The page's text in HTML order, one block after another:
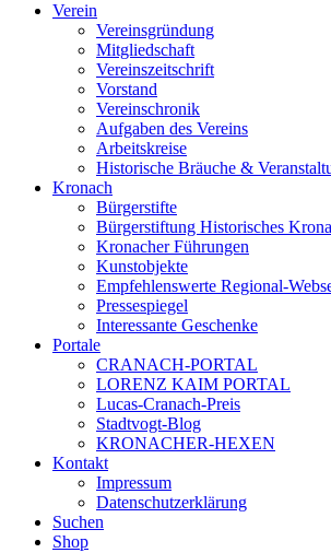
Verein
Vereinsgründung
Mitgliedschaft
Vereinszeitschrift
Vorstand
Vereinschronik
Aufgaben des Vereins
Arbeitskreise
Historische Bräuche &
Kronach
Bürgerstifte
Bürgerstiftung Historisches
Kronacher Führungen
Kunstobjekte
Empfehlenswerte Regional-
Pressespiegel
Interessante Geschenke
Portale
CRANACH-PORTAL
LORENZ KAIM PORTAL
Lucas-Cranach-Preis
Stadtvogt-Blog
KRONACHER-HEXEN
Kontakt
Impressum
Datenschutzerklärung
Suchen
Shop